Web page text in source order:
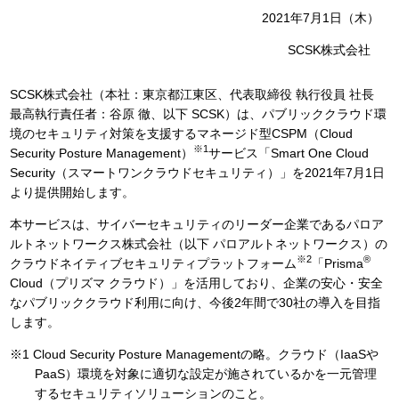
2021年7月1日（木）
SCSK株式会社
SCSK株式会社（本社：東京都江東区、代表取締役 執行役員 社長
最高執行責任者：谷原 徹、以下 SCSK）は、パブリッククラウド環
境のセキュリティ対策を支援するマネージド型CSPM（Cloud
Security Posture Management）
※1サービス「Smart One Cloud
Security（スマートワンクラウドセキュリティ）」を2021年7月1日
より提供開始します。
本サービスは、サイバーセキュリティのリーダー企業であるパロア
ルトネットワークス株式会社（以下 パロアルトネットワークス）の
クラウドネイティブセキュリティプラットフォーム※2 「Prisma®
Cloud（プリズマ クラウド）」を活用しており、企業の安心・安全
なパブリッククラウド利用に向け、今後2年間で30社の導入を目指
します。
※1 Cloud Security Posture Managementの略。クラウド（IaaSや
PaaS）環境を対象に適切な設定が施されているかを一元管理
するセキュリティソリューションのこと。